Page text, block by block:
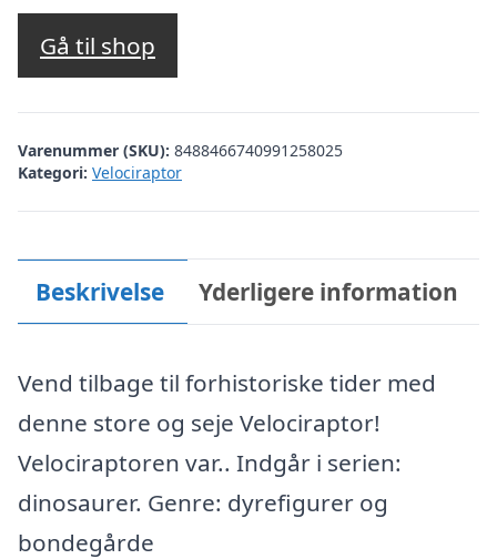
Gå til shop
Varenummer (SKU): 8488466740991258025
Kategori: Velociraptor
Beskrivelse Yderligere information
Vend tilbage til forhistoriske tider med
denne store og seje Velociraptor!
Velociraptoren var.. Indgår i serien:
dinosaurer. Genre: dyrefigurer og
bondegårde